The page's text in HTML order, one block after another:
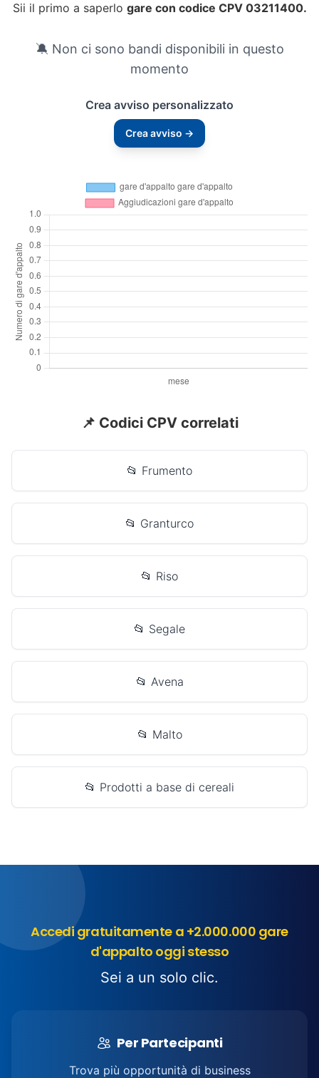
Sii il primo a saperlo gare con codice CPV 03211400.
🔕 Non ci sono bandi disponibili in questo
momento
Crea avviso personalizzato
Crea avviso →
📌 Codici CPV correlati
📂 Frumento
📂 Granturco
📂 Riso
📂 Segale
📂 Avena
📂 Malto
📂 Prodotti a base di cereali
Accedi gratuitamente a +2.000.000 gare
d'appalto oggi stesso
Sei a un solo clic.
Per Partecipanti
Trova più opportunità di business